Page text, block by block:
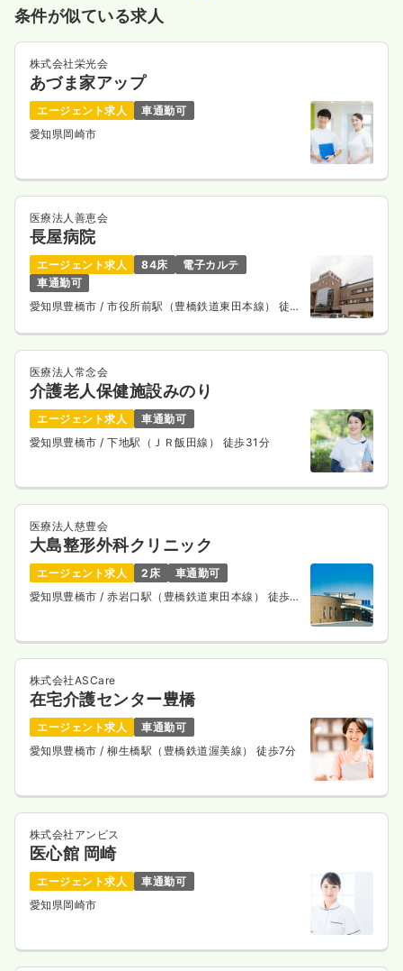
条件が似ている求人
株式会社栄光会
あづま家アップ
エージェント求人
車通勤可
愛知県岡崎市
医療法人善恵会
長屋病院
エージェント求人 84床
電子カルテ
車通勤可
愛知県豊橋市/ 市役所前駅（豊橋鉄道東田本線） 徒歩
医療法人常念会
介護老人保健施設みのり
エージェント求人
車通勤可
愛知県豊橋市 / 下地駅（ＪＲ飯田線） 徒歩31分
医療法人慈豊会
大島整形外科クリニック
エージェント求人 2床
車通勤可
愛知県豊橋市 / 赤岩口駅（豊橋鉄道東田本線） 徒歩2
株式会社ASCare
在宅介護センター豊橋
エージェント求人
車通勤可
愛知県豊橋市 / 柳生橋駅（豊橋鉄道渥美線） 徒歩7分
株式会社アンビス
医心館 岡崎
エージェント求人
車通勤可
愛知県岡崎市